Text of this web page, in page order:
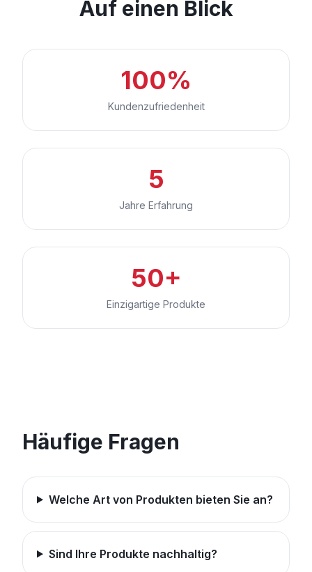
Auf einen Blick
100%
Kundenzufriedenheit
5
Jahre Erfahrung
50+
Einzigartige Produkte
Häufige Fragen
Welche Art von Produkten bieten Sie an?
Sind Ihre Produkte nachhaltig?